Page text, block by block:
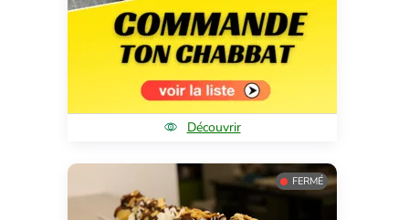
Découvrir
FERMÉ